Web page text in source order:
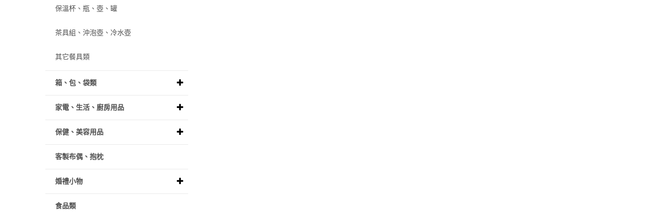
保溫杯、瓶、壺、罐
茶具組、沖泡壺、冷水壺
其它餐具類
箱、包、袋類
家電、生活、廚房用品
保健、美容用品
客製布偶、抱枕
婚禮小物
食品類